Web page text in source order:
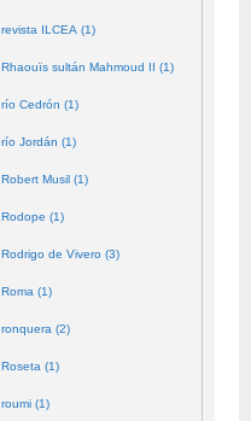
revista ILCEA (1)
Rhaouïs sultán Mahmoud II (1)
río Cedrón (1)
río Jordán (1)
Robert Musil (1)
Rodope (1)
Rodrigo de Vivero (3)
Roma (1)
ronquera (2)
Roseta (1)
roumi (1)